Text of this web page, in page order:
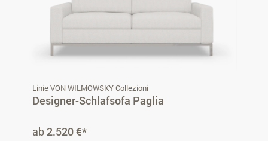
Linie VON WILMOWSKY Collezioni
Designer-Schlafsofa Paglia
ab2.520 €*